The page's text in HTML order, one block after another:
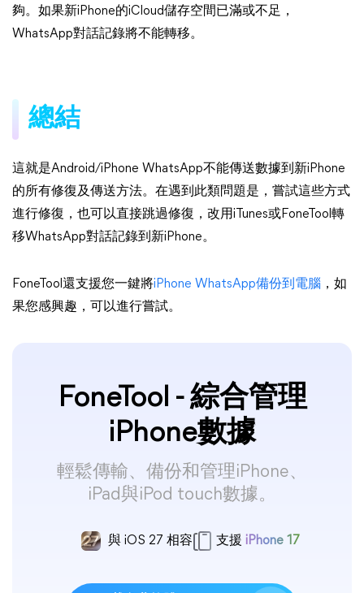
夠。如果新iPhone的iCloud儲存空間已滿或不足，
WhatsApp對話記錄將不能轉移。
總結
這就是Android/iPhone WhatsApp不能傳送數據到新iPhone
的所有修復及傳送方法。在遇到此類問題是，嘗試這些方式
進行修復，也可以直接跳過修復，改用iTunes或FoneTool轉
移WhatsApp對話記錄到新iPhone。
FoneTool還支援您一鍵將iPhone WhatsApp備份到電腦 ，如
果您感興趣，可以進行嘗試。
FoneTool - 綜合管理
iPhone數據
輕鬆傳輸、備份和管理iPhone、
iPad與iPod touch數據。
與 iOS 27 相容 支援 iPhone 17